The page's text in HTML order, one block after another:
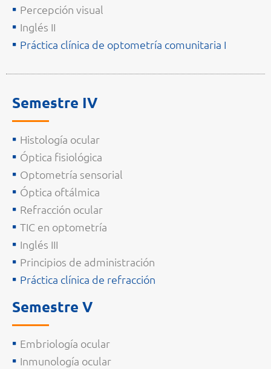
Percepción visual
Inglés II
Práctica clínica de optometría comunitaria I
Semestre IV
Histología ocular
Óptica fisiológica
Optometría sensorial
Óptica oftálmica
Refracción ocular
TIC en optometría
Inglés III
Principios de administración
Práctica clínica de refracción
Semestre V
Embriología ocular
Inmunología ocular